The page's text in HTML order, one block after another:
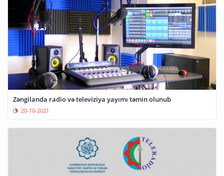
Zəngilanda radio və televiziya yayımı təmin olunub
20-10-2021